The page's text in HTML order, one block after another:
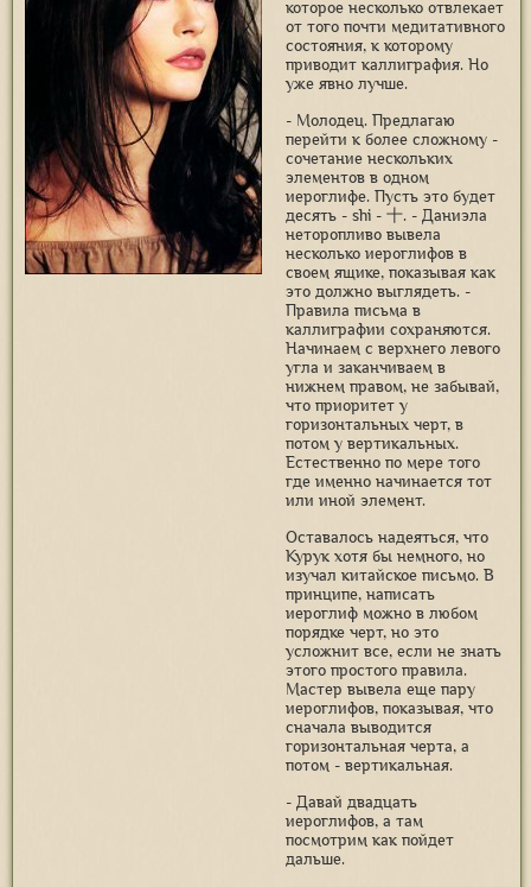
которое несколько отвлекает
от того почти медитативного
состояния, к которому
приводит каллиграфия. Но
уже явно лучше.
- Молодец. Предлагаю
перейти к более сложному -
сочетание нескольких
элементов в одном
иероглифе. Пусть это будет
десять - shi - 十. - Даниэла
неторопливо вывела
несколько иероглифов в
своем ящике, показывая как
это должно выглядеть. -
Правила письма в
каллиграфии сохраняются.
Начинаем с верхнего левого
угла и заканчиваем в
нижнем правом, не забывай,
что приоритет у
горизонтальных черт, в
потом у вертикальных.
Естественно по мере того
где именно начинается тот
или иной элемент.
Оставалось надеяться, что
Курук хотя бы немного, но
изучал китайское письмо. В
принципе, написать
иероглиф можно в любом
порядке черт, но это
усложнит все, если не знать
этого простого правила.
Мастер вывела еще пару
иероглифов, показывая, что
сначала выводится
горизонтальная черта, а
потом - вертикальная.
- Давай двадцать
иероглифов, а там
посмотрим как пойдет
дальше.